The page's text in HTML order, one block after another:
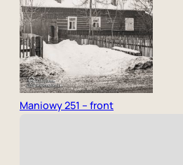
Maniowy 251 – front